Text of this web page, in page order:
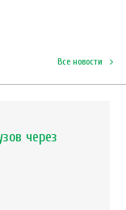
Все новости
через